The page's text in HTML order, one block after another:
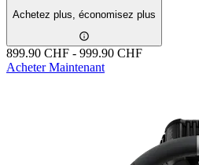
Achetez plus, économisez plus
899.90 CHF - 999.90 CHF
Acheter Maintenant